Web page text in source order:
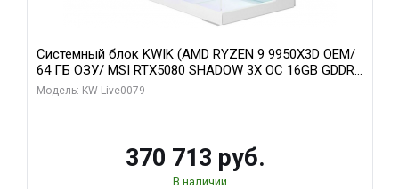
Системный блок KWIK (AMD RYZEN 9 9950X3D OEM/
64 ГБ ОЗУ/ MSI RTX5080 SHADOW 3X OC 16GB GDDR7
256bit 3xDP HDMI/ 960 ГБ SSD)
Модель: KW-Live0079
370 713 руб.
В наличии